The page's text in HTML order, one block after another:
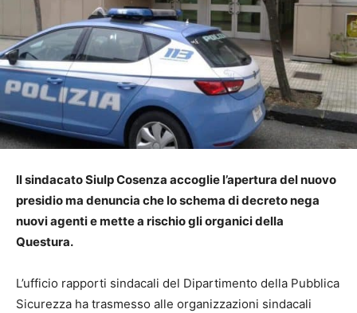
Il sindacato Siulp Cosenza accoglie l’apertura del nuovo
presidio ma denuncia che lo schema di decreto nega
nuovi agenti e mette a rischio gli organici della
Questura.
L’ufficio rapporti sindacali del Dipartimento della Pubblica
Sicurezza ha trasmesso alle organizzazioni sindacali